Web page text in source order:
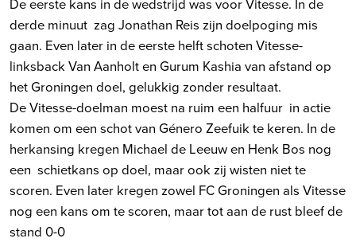
derde minuut zag Jonathan Reis zijn doelpoging mis
gaan. Even later in de eerste helft schoten Vitesse-
linksback Van Aanholt en Gurum Kashia van afstand op
het Groningen doel, gelukkig zonder resultaat.
De Vitesse-doelman moest na ruim een halfuur in actie
komen om een schot van Género Zeefuik te keren. In de
herkansing kregen Michael de Leeuw en Henk Bos nog
een schietkans op doel, maar ook zij wisten niet te
scoren. Even later kregen zowel FC Groningen als Vitesse
nog een kans om te scoren, maar tot aan de rust bleef de
stand 0-0